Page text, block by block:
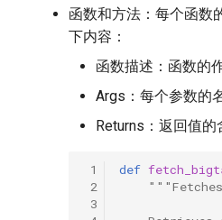
函数和方法：每个函数
下内容：
函数描述：函数的
Args：每个参数的
Returns：返回值的
1
2
3
def